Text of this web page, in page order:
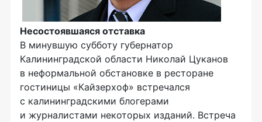
Несостоявшаяся отставка
В минувшую субботу губернатор
Калининградской области Николай Цуканов
в неформальной обстановке в ресторане
гостиницы «Кайзерхоф» встречался
с калининградскими блогерами
и журналистами некоторых изданий. Встреча